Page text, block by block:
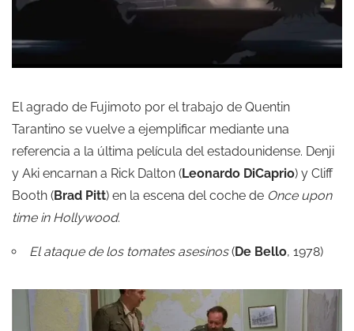
El agrado de Fujimoto por el trabajo de Quentin
Tarantino se vuelve a ejemplificar mediante una
referencia a la última película del estadounidense. Denji
y Aki encarnan a Rick Dalton (Leonardo DiCaprio) y Cliff
Booth (Brad Pitt) en la escena del coche de Once upon
time in Hollywood.
El ataque de los tomates asesinos(De Bello, 1978)